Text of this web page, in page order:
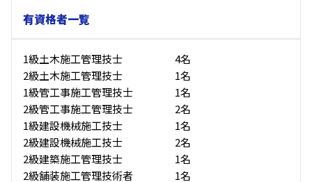
有資格者一覧
1級土木施工管理技士 4名
2級土木施工管理技士 1名
1級管工事施工管理技士 1名
2級管工事施工管理技士 2名
1級建設機械施工技士 1名
2級建設機械施工技士 2名
2級建築施工管理技士 1名
2級舗装施工管理技術者 1名